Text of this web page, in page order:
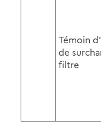
Témoin
de
filtre